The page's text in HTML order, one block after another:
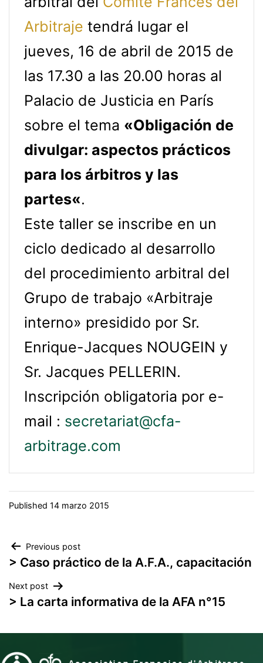
Arbitraje tendrá lugar el
jueves, 16 de abril de 2015 de
las 17.30 a las 20.00 horas al
Palacio de Justicia en París
sobre el tema «Obligación de
divulgar: aspectos prácticos
para los árbitros y las
partes«.
Este taller se inscribe en un
ciclo dedicado al desarrollo
del procedimiento arbitral del
Grupo de trabajo «Arbitraje
interno» presidido por Sr.
Enrique-Jacques NOUGEIN y
Sr. Jacques PELLERIN.
Inscripción obligatoria por e-
mail : secretariat@cfa-
arbitrage.com
Published 14 marzo 2015
Navegación
de
entradas
Previous post
> Caso práctico de la A.F.A., capacitación
Next post
> La carta informativa de la AFA n°15